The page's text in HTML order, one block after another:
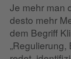
Je mehr man
desto mehr
dem Begriff